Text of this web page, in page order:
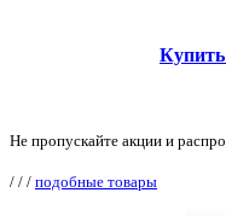
Купить
Не пропускайте акции и
/ / / подобные товары